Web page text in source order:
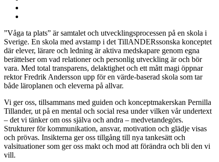
”Våga ta plats” är samtalet och utvecklingsprocessen på en skola i
Sverige. En skola med avstamp i det TillANDERssonska konceptet
där elever, lärare och ledning är aktiva medskapare genom egna
berättelser om vad relationer och personlig utveckling är och bör
vara. Med total transparens, delaktighet och ett mått magi öppnar
rektor Fredrik Andersson upp för en värde-baserad skola som tar
både läroplanen och eleverna på allvar.
Vi ger oss, tillsammans med guiden och konceptmakerskan Pernilla
Tillander, ut på en mental och social resa under vilken vår undertext
– det vi tänker om oss själva och andra – medvetandegörs.
Strukturer för kommunikation, ansvar, motivation och glädje visas
och prövas. Insikterna ger oss tillgång till nya tankesätt och
valsituationer som ger oss makt och mod att förändra och bli den vi
vill.